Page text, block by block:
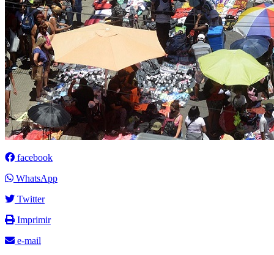
facebook
WhatsApp
Twitter
Imprimir
e-mail